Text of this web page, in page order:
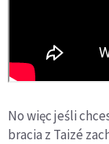
No więc jeśli
bracia z Taizé